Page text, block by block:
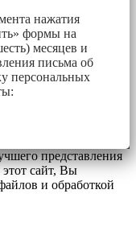
нажатия
формы на
месяцев и
письма об
персональных
представления
сайт, Вы
и обработкой